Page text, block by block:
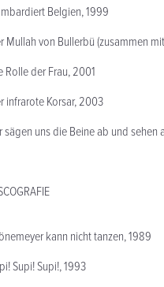
Belgien, 1999
Mullah von Bullerbü (zusammen
Rolle der Frau, 2001
infrarote Korsar, 2003
sägen uns die Beine ab und sehen
kann nicht tanzen, 1989
Supi! Supi!, 1993